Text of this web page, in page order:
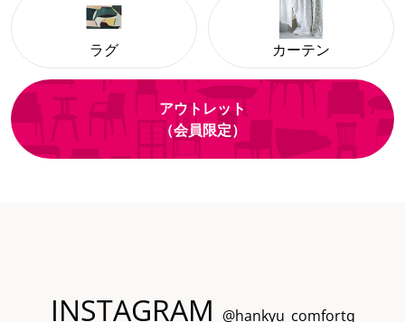
ラグ カーテン
アウトレット
（会員限定）
INSTAGRAM @hankyu_comfortq